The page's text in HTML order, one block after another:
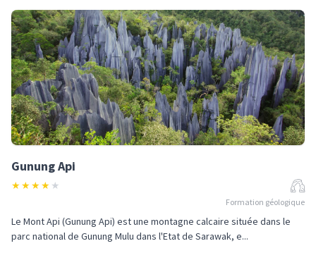
Gunung Api
★★★★ ★
Formation géologique
Le Mont Api (Gunung Api) est une montagne calcaire située dans le
parc national de Gunung Mulu dans l'Etat de Sarawak, e...